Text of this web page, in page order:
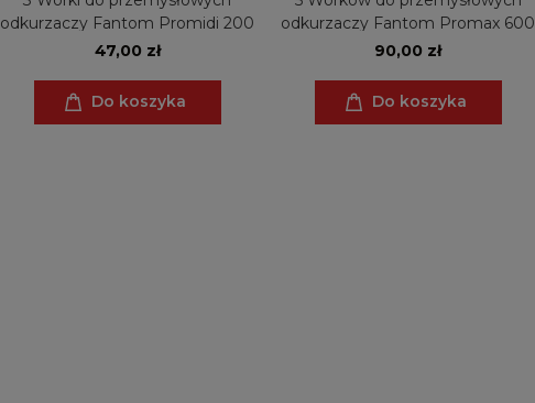
odkurzaczy Fantom Promidi 200
47,00 zł
Do koszyka
odkurzaczy Fantom Promax 600
90,00 zł
Do koszyka